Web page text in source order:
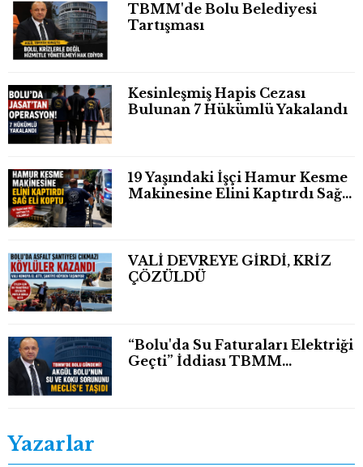
TBMM'de Bolu Belediyesi
Tartışması
Kesinleşmiş Hapis Cezası
Bulunan 7 Hükümlü Yakalandı
19 Yaşındaki İşçi Hamur Kesme
Makinesine Elini Kaptırdı Sağ
VALİ DEVREYE GİRDİ, KRİZ
ÇÖZÜLDÜ
“Bolu'da Su Faturaları Elektriği
Geçti” İddiası TBMM
Yazarlar